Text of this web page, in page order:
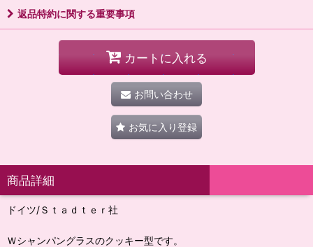
返品特約に関する重要事項
カートに入れる
お問い合わせ
お気に入り登録
商品詳細
ドイツ/Ｓｔａｄｔｅｒ社
Ｗシャンパングラスのクッキー型です。